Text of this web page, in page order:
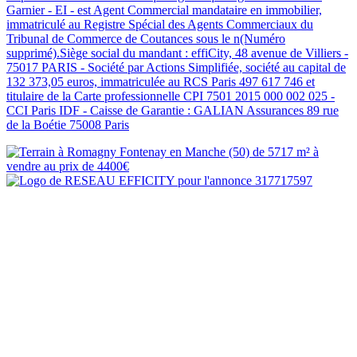
Garnier - EI - est Agent Commercial mandataire en immobilier,
immatriculé au Registre Spécial des Agents Commerciaux du
Tribunal de Commerce de Coutances sous le n(Numéro
supprimé).Siège social du mandant : effiCity, 48 avenue de Villiers -
75017 PARIS - Société par Actions Simplifiée, société au capital de
132 373,05 euros, immatriculée au RCS Paris 497 617 746 et
titulaire de la Carte professionnelle CPI 7501 2015 000 002 025 -
CCI Paris IDF - Caisse de Garantie : GALIAN Assurances 89 rue
de la Boétie 75008 Paris